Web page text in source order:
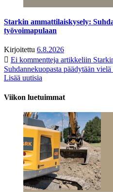
Starkin ammattilaiskysely:
työvoimapulaan
Kirjoitettu 6.8.2026
Ei kommentteja artikkeliin
Suhdannekuopasta päädytään
Lisää uutisia
Viikon luetuimmat